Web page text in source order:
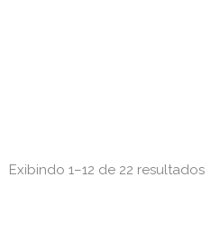
Exibindo 1–12 de 22 resultados